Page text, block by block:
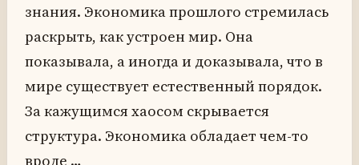
знания. Экономика прошлого стремилась
раскрыть, как устроен мир. Она
показывала, а иногда и доказывала, что в
мире существует естественный порядок.
За кажущимся хаосом скрывается
структура. Экономика обладает чем-то
вроде …